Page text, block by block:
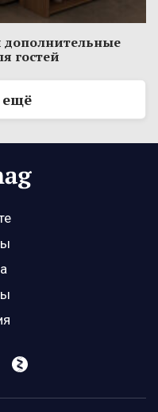
дополнительные
гостей
ещё